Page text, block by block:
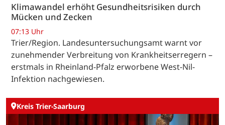
Klimawandel erhöht Gesundheitsrisiken durch
Mücken und Zecken
07:13 Uhr
Trier/Region. Landesuntersuchungsamt warnt vor
zunehmender Verbreitung von Krankheitserregern –
erstmals in Rheinland-Pfalz erworbene West-Nil-
Infektion nachgewiesen.
Kreis Trier-Saarburg